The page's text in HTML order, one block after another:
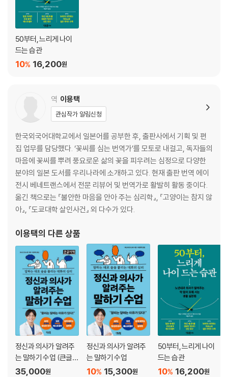
제4장 근육량 감소 막기
‘근육 저금’을 통해 노화에 브레이크를 건다
50세가 넘으면 '근육 저금'에 힘쓰는 사람이 승리자
근육은 방치하면 감소할 뿐
근육에는 속근과 지근이 있다
오랫동안 꾸준히 하기 위해 하루걸러 30분 정도가 좋다
쉽게 피로해지지 않는 몸을 만드는 ‘대둔근’ 운동
보행 장애를 방지하는 ‘대퇴사두근’ 운동
고관절의 움직임을 편안하게 만드는 ‘내전근과 외전근’ 운동
무릎관절에 대한 부담을 경감하는 ‘하퇴삼두근’ 운동
허리 결림과 통증을 해결하는 ‘복근’ 운동
도전! 70대에도 근육을 저금할 수 있다
뻐근한 허벅지 안쪽이 부드러워지는 ‘햄스트링’ 운동
부드럽게 일어서고 앉기 위한 ‘대퇴사두근’ 운동
제5장 뇌의 인지 기능 높이기
명의가 매일 실천하는 치매 예방법
‘알츠하이머형 치매’란 도대체 무엇인가?
자각하지 못하는 사람을 위한 ‘경도 인지 장애’ 체크
알츠하이머형 치매에 의한 ‘건망증’의 특징
치매 위험군이 되지 않으려면 이것만큼은 실천해야 한다
단순함의 효과를 무시해서는 안 된다
‘햇빛 쐬기’를 일상적인 습관으로
구강 관리를 게을리하는 사람은 치매에 대한 의식이 낮다
수면 부족은 치매의 위험성을 높인다는 사실을 알고 있는가?
50부터, 느리게 나이
드는 습관
16,200원
10%
역 이용택
관심작가 알림신청
한국외국어대학교에서 일본어를 공부한 후, 출판사에서 기획 및 편
집 업무를 담당했다. ‘꽃씨를 심는 번역가’를 모토로 내걸고, 독자들의
마음에 꽃씨를 뿌려 풍요로운 삶의 꽃을 피우려는 심정으로 다양한
분야의 일본 도서를 우리나라에 소개하고 있다. 현재 출판 번역 에이
전시 베네트랜스에서 전문 리뷰어 및 번역가로 활발히 활동 중이다.
옮긴 책으로는 『불안한 마음을 안아 주는 심리학』, 『고양이는 참지 않
아』, 『도쿄대학 살인사건』 외 다수가 있다.
이용택의 다른 상품
정신과 의사가 알려주
는 말하기 수업 (큰글자
책)
35,000원
정신과 의사가 알려주
는 말하기 수업
15,300원
10%
50부터, 느리게 나이
드는 습관
16,200원
10%